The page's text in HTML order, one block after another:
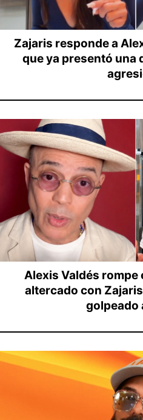
Zajaris responde a
que ya presentó una
Alexis Valdés rompe
altercado con
golpeado